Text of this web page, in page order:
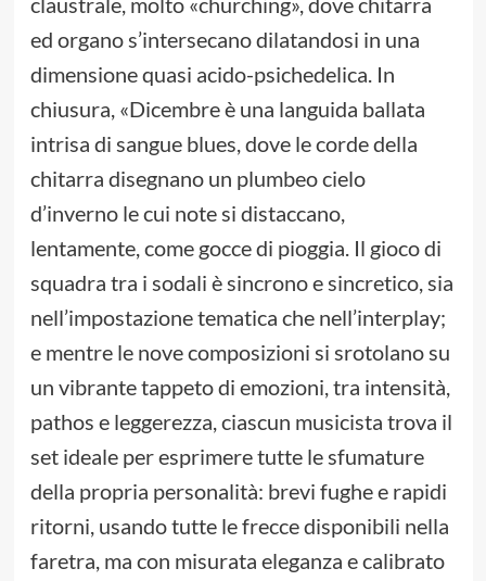
ed organo s’intersecano dilatandosi in una
dimensione quasi acido-psichedelica. In
chiusura, «Dicembre è una languida ballata
intrisa di sangue blues, dove le corde della
chitarra disegnano un plumbeo cielo
d’inverno le cui note si distaccano,
lentamente, come gocce di pioggia. Il gioco di
squadra tra i sodali è sincrono e sincretico, sia
nell’impostazione tematica che nell’interplay;
e mentre le nove composizioni si srotolano su
un vibrante tappeto di emozioni, tra intensità,
pathos e leggerezza, ciascun musicista trova il
set ideale per esprimere tutte le sfumature
della propria personalità: brevi fughe e rapidi
ritorni, usando tutte le frecce disponibili nella
faretra, ma con misurata eleganza e calibrato